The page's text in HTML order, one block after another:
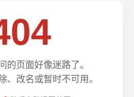
的页面好像迷路了。
、改名或暂时不可用。